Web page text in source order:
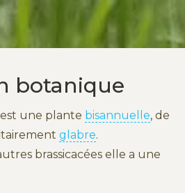
botanique
est une plante bisannuelle, de
glabre.
brassicacées elle a une